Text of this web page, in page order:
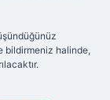
bildirmeniz halinde,